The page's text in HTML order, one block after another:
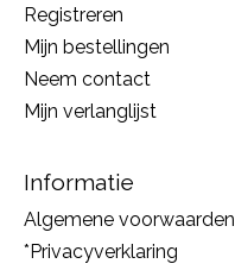
Registreren
Mijn bestellingen
Neem contact
Mijn verlanglijst
Informatie
Algemene voorwaarden
*Privacyverklaring